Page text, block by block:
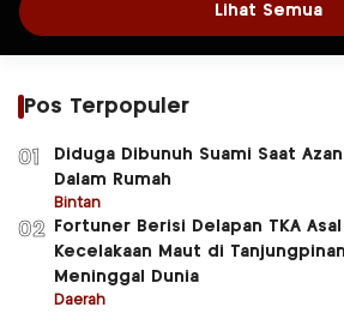
Lihat Semua
Pos Terpopuler
01
Diduga Dibunuh Suami Saat
Dalam Rumah
Bintan
02
Fortuner Berisi Delapan TKA
Kecelakaan Maut di
Meninggal Dunia
Daerah